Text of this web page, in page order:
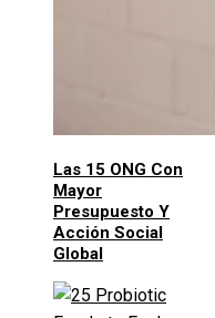
Las 15 ONG Con
Mayor
Presupuesto Y
Acción Social
Global